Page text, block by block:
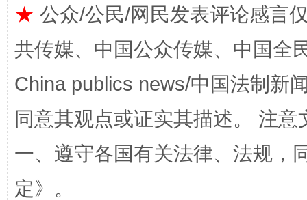
全民健身五年计划来了！等你上场
★ 公众/公民/网民发表评论感言
共传媒、中国公众传媒、中国全
China publics news/中国法制新
同意其观点或证实其描述。 注
一、遵守各国有关法律、法规，
定》。